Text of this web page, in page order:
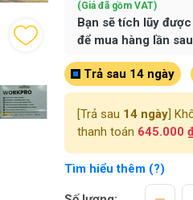
(Giá đã gồm VAT)
Bạn sẽ tích lũy được
để mua hàng lần sau
Trả sau 14 ngày
[Trả sau 14 ngày]
thanh toán 645.000
Tìm hiểu thêm (?)